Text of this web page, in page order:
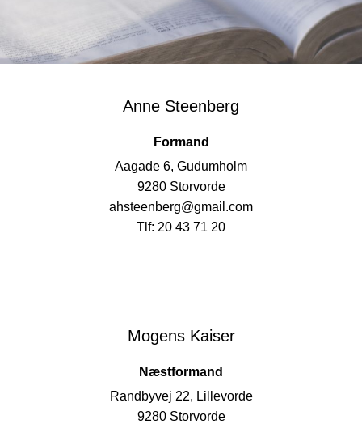
Anne Steenberg
Formand
Aagade 6, Gudumholm
9280 Storvorde
ahsteenberg@gmail.com
Tlf: 20 43 71 20
Mogens Kaiser
Næstformand
Randbyvej 22, Lillevorde
9280 Storvorde